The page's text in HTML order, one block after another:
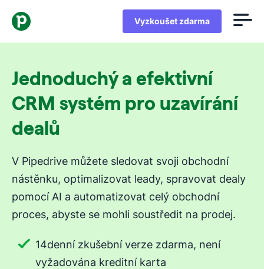
Vyzkoušet zdarma
Jednoduchý a efektivní
CRM systém pro uzavírání
dealů
V Pipedrive můžete sledovat svoji obchodní
nástěnku, optimalizovat leady, spravovat dealy
pomocí AI a automatizovat celý obchodní
proces, abyste se mohli soustředit na prodej.
14denní zkušební verze zdarma, není
vyžadována kreditní karta